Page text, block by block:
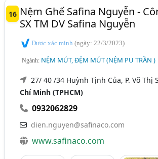
16 Nệm Ghế Safina Nguyễn -
SX TM DV Safina Nguyễn
Được xác minh(ngày: 22/3/2023)
Ngành: NỆM MÚT, ĐỆM MÚT (NỆM PU TRẦN )
27/ 40 /34 Huỳnh Tịnh Của, P. Võ Thị
Chí Minh (TPHCM)
0932062829
dien.nguyen@safinaco.com
www.safinaco.com